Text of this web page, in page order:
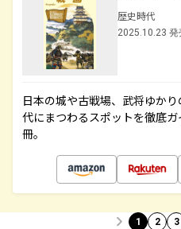
歴史時代
2025.10.23 発
日本の城や古戦場、武将ゆか
代にまつわるスポットを徹底
冊。
1 2 3